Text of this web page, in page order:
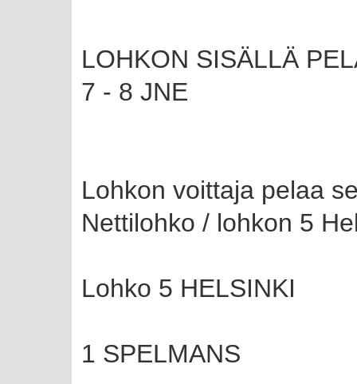
LOHKON SISÄLLÄ
7 - 8 JNE
Lohkon voittaja pelaa
Nettilohko / lohkon 5
Lohko 5 HELSINKI
1 SPELMANS